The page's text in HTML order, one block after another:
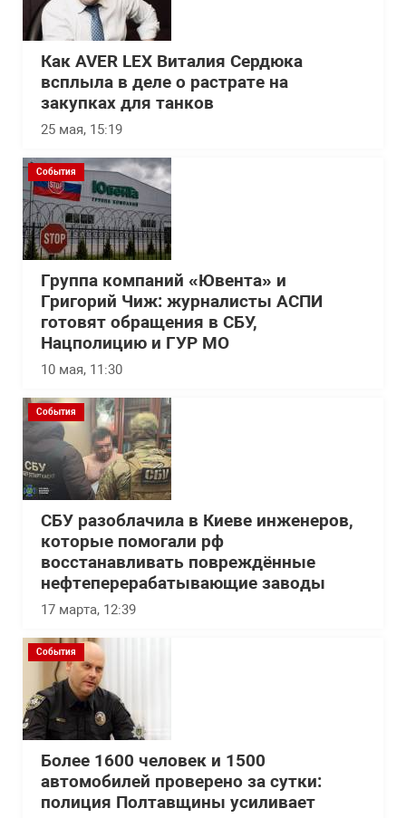
Как AVER LEX Виталия Сердюка
всплыла в деле о растрате на
закупках для танков
25 мая, 15:19
События
Группа компаний «Ювента» и
Григорий Чиж: журналисты АСПИ
готовят обращения в СБУ,
Нацполицию и ГУР МО
10 мая, 11:30
События
СБУ разоблачила в Киеве инженеров,
которые помогали рф
восстанавливать повреждённые
нефтеперерабатывающие заводы
17 марта, 12:39
События
Более 1600 человек и 1500
автомобилей проверено за сутки:
полиция Полтавщины усиливает